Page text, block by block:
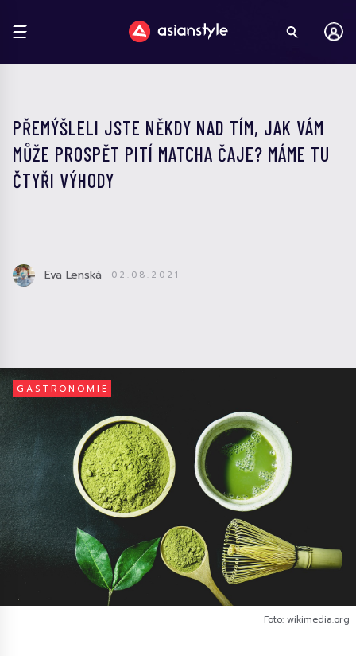
PŘEMÝŠLELI JSTE NĚKDY NAD TÍM, JAK VÁM
MŮŽE PROSPĚT PITÍ MATCHA ČAJE? MÁME TU
ČTYŘI VÝHODY
Eva Lenská 02.08.2021
GASTRONOMIE
Foto: wikimedia.org